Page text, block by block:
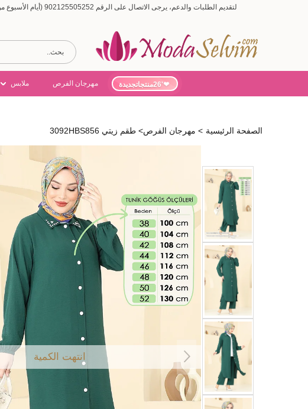
لتقديم الطلبات والدعم، يرجى الاتصال على الرقم 902125505252 (أيام الأسبوع من 9:00 إلى 19:00، أيام السبت من 9:00 إلى 15:00)
'26منتجاتجديدة مهرجان الفرص ملابس
الصفحة الرئيسية > مهرجان الفرص> طقم زيتي 3092HBS856
انتهت الكمية